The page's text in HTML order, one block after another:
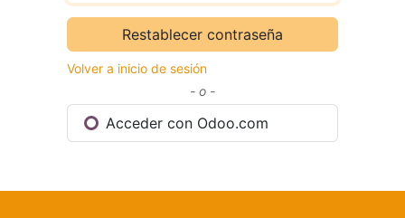
Restablecer contraseña
Volver a inicio de sesión
- o -
Acceder con Odoo.com